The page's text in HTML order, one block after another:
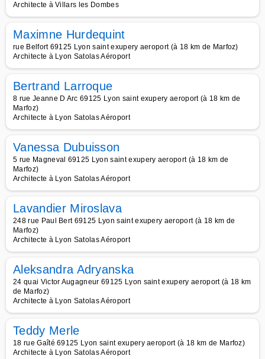
Architecte à Villars les Dombes
Maximne Hurdequint
rue Belfort 69125 Lyon saint exupery aeroport (à 18 km de Marfoz)
Architecte à Lyon Satolas Aéroport
Bertrand Larroque
8 rue Jeanne D Arc 69125 Lyon saint exupery aeroport (à 18 km de
Marfoz)
Architecte à Lyon Satolas Aéroport
Vanessa Dubuisson
5 rue Magneval 69125 Lyon saint exupery aeroport (à 18 km de
Marfoz)
Architecte à Lyon Satolas Aéroport
Lavandier Miroslava
248 rue Paul Bert 69125 Lyon saint exupery aeroport (à 18 km de
Marfoz)
Architecte à Lyon Satolas Aéroport
Aleksandra Adryanska
24 quai Victor Augagneur 69125 Lyon saint exupery aeroport (à 18 km
de Marfoz)
Architecte à Lyon Satolas Aéroport
Teddy Merle
18 rue Gaîté 69125 Lyon saint exupery aeroport (à 18 km de Marfoz)
Architecte à Lyon Satolas Aéroport